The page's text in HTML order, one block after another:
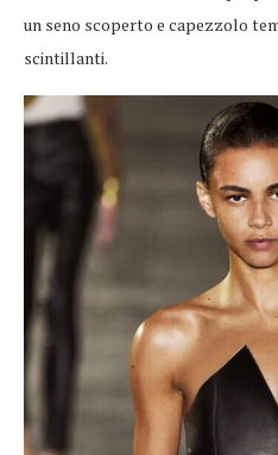
un seno scoperto e capezzolo
scintillanti.